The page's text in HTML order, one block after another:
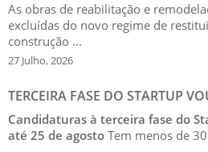
As obras de reabilitação e
excluídas do novo regime de
construção ...
27 Julho, 2026
TERCEIRA FASE DO STARTUP
Candidaturas à terceira fase do
até 25 de agosto Tem menos de